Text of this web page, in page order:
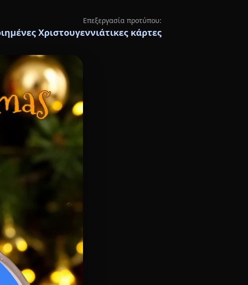
Επεξεργασία προτύπου:
Χριστουγεννιάτικες κάρτες